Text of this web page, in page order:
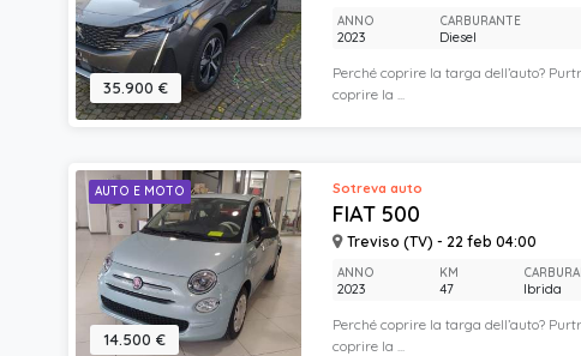
35.900 €
Perché coprire la targa dell’auto?
coprire la ...
ANNO
2023
CARBURANTE
Diesel
AUTO E MOTO
FIAT 500
Treviso (TV) - 22 feb 04:00
14.500 €
Sotreva auto
Perché coprire la targa dell’auto?
coprire la ...
ANNO
2023
KM
47 Ibrida